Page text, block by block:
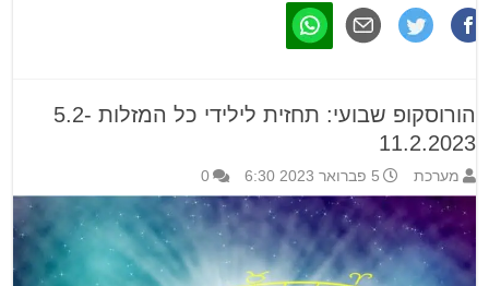
הורוסקופ שבועי: תחזית לילידי כל המזלות 5.2-
11.2.2023
מערכת 5 פברואר 2023 6:30 0